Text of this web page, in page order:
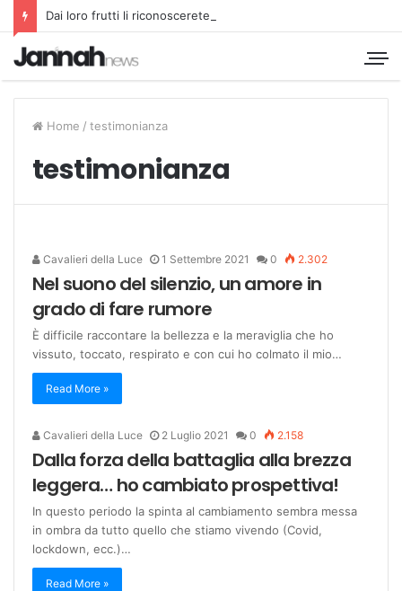
Dai loro frutti li riconoscerete
Home / testimonianza
testimonianza
Cavalieri della Luce 1 Settembre 2021 0 2.302
Nel suono del silenzio, un amore in
grado di fare rumore
È difficile raccontare la bellezza e la meraviglia che ho
vissuto, toccato, respirato e con cui ho colmato il mio…
Read More »
Cavalieri della Luce 2 Luglio 2021 0 2.158
Dalla forza della battaglia alla brezza
leggera… ho cambiato prospettiva!
In questo periodo la spinta al cambiamento sembra messa
in ombra da tutto quello che stiamo vivendo (Covid,
lockdown, ecc.)…
Read More »